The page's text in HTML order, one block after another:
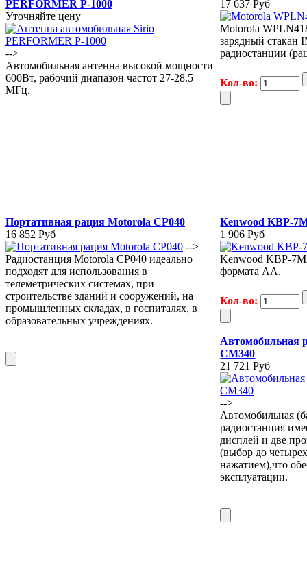
PERFORMER P-1000
Уточняйте цену
-->
Автомобильная антенна высокой мощности
600Вт, рабочий диапазон частот 27-28.5
МГц.
17 637 Руб
Motorola
зарядный стакан
радиостанции
Кол-во:
Портативная рация Motorola CP040
16 852 Руб
-->
Радиостанция Motorola СР040 идеально
подходят для использования в
телеметрических системах, при
строительстве зданий и сооружений, на
промышленных складах, в госпиталях, в
образовательных учреждениях.
Kenwood KBP-
1 906 Руб
Kenwood KBP-
формата АА.
Кол-во:
Автомобильная
CM340
21 721 Руб
-->
Автомобильная
радиостанция
дисплей и две
(выбор до
нажатием),что
эксплуатации.